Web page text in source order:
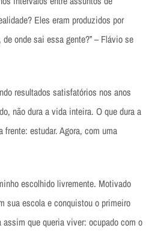
Eles eram produzidos por
onde sai essa gente?” – Flávio se
resultados satisfatórios nos anos
não dura a vida inteira. O que dura a
estudar. Agora, com uma
escolhido livremente. Motivado
sua escola e conquistou o primeiro
que queria viver: ocupado com o